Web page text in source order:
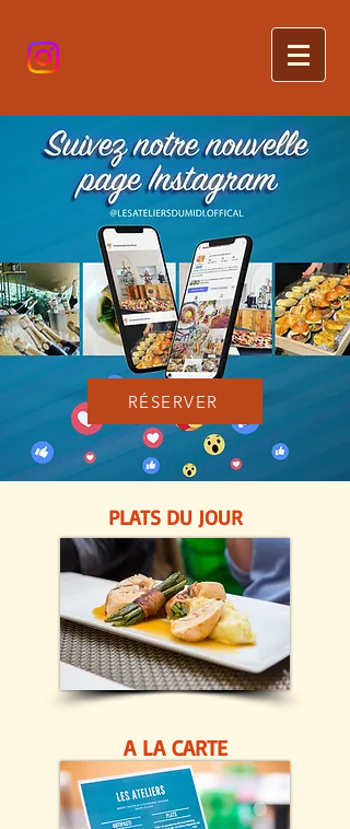
RÉSERVER
PLATS DU JOUR
A LA CARTE